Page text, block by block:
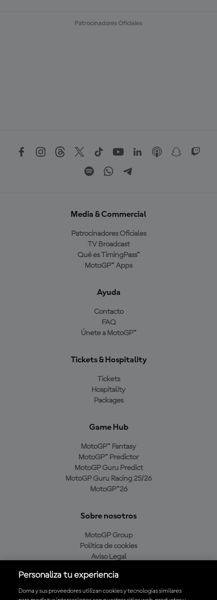
Patrocinadores Oficiales
Media & Commercial
Patrocinadores Oficiales
TV Broadcast
Qué es TimingPass™
MotoGP™ Apps
Ayuda
Contacto
FAQ
Únete a MotoGP™
Tickets & Hospitality
Tickets
Hospitality
Packages
Game Hub
MotoGP™ Fantasy
MotoGP™ Predictor
MotoGP Guru Predict
MotoGP Guru Racing 25/26
MotoGP™26
Sobre nosotros
MotoGP Group
Política de cookies
Aviso Legal
Política de compra
Personaliza tu experiencia
Dorna y sus proveedores utilizan cookies y tecnologías similares